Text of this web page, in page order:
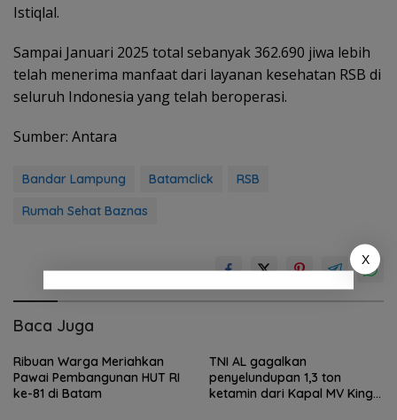
Istiqlal.
Sampai Januari 2025 total sebanyak 362.690 jiwa lebih
telah menerima manfaat dari layanan kesehatan RSB di
seluruh Indonesia yang telah beroperasi.
Sumber: Antara
Bandar Lampung Batamclick
RSB
Rumah Sehat Baznas
Baca Juga
Ribuan Warga Meriahkan
Pawai Pembangunan HUT RI
ke-81 di Batam
TNI AL gagalkan
penyelundupan 1,3 ton
ketamin dari Kapal MV King
X